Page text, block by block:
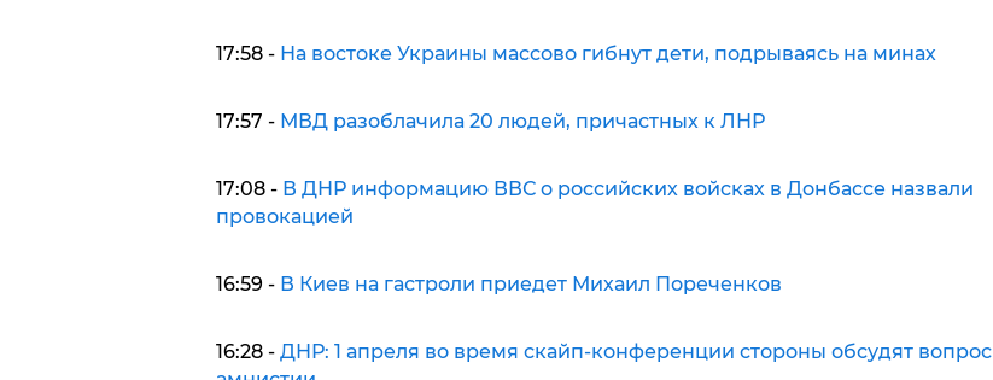
17:58 - На востоке Украины массово гибнут дети, подрываясь на минах
17:57 - МВД разоблачила 20 людей, причастных к ЛНР
17:08 - В ДНР информацию ВВС о российских войсках в Донбассе назвали
провокацией
16:59 - В Киев на гастроли приедет Михаил Пореченков
16:28 - ДНР: 1 апреля во время скайп-конференции стороны обсудят вопрос